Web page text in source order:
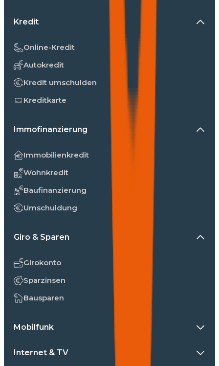
Kredit
Online-Kredit
Autokredit
Kredit umschulden
Kreditkarte
Immofinanzierung
Immobilienkredit
Wohnkredit
Baufinanzierung
Umschuldung
Giro & Sparen
Girokonto
Sparzinsen
Bausparen
Mobilfunk
Internet & TV